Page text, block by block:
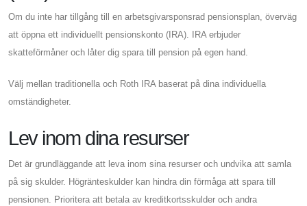
Om du inte har tillgång till en arbetsgivarsponsrad pensionsplan, överväg
att öppna ett individuellt pensionskonto (IRA). IRA erbjuder
skatteförmåner och låter dig spara till pension på egen hand.
Välj mellan traditionella och Roth IRA baserat på dina individuella
omständigheter.
Lev inom dina resurser
Det är grundläggande att leva inom sina resurser och undvika att samla
på sig skulder. Högränteskulder kan hindra din förmåga att spara till
pensionen. Prioritera att betala av kreditkortsskulder och andra